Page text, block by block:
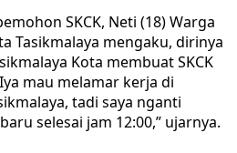
SKCK, Neti (18) Warga
Tasikmalaya mengaku, dirinya
Kota membuat SKCK
mau melamar kerja di
tadi saya nganti
selesai jam 12:00,” ujarnya.